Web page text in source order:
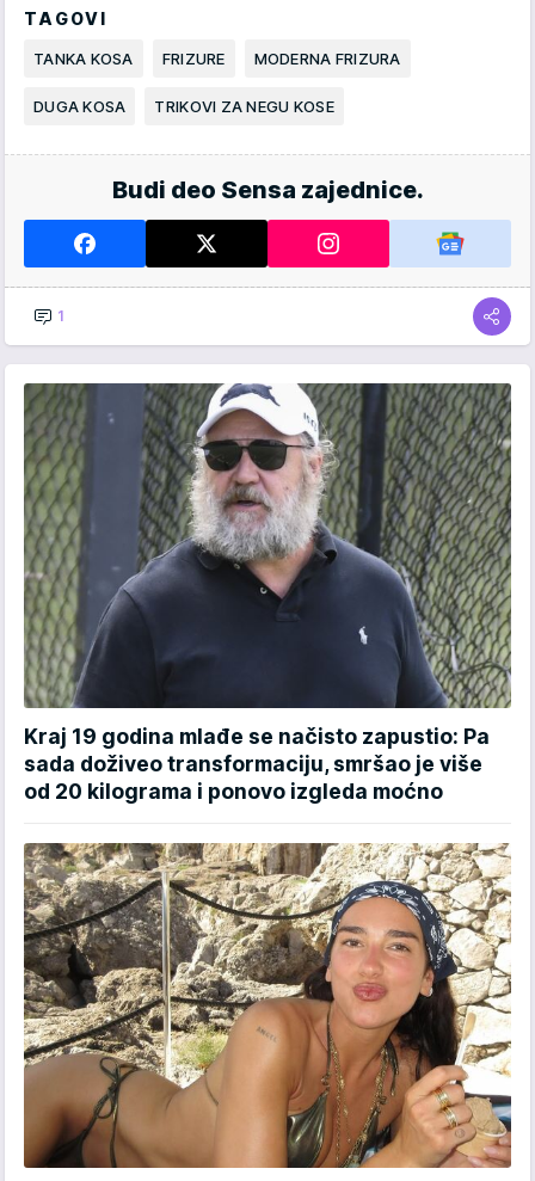
TAGOVI
TANKA KOSA FRIZURE MODERNA FRIZURA
DUGA KOSA TRIKOVI ZA NEGU KOSE
Budi deo Sensa zajednice.
1
Kraj 19 godina mlađe se načisto zapustio: Pa
sada doživeo transformaciju, smršao je više
od 20 kilograma i ponovo izgleda moćno